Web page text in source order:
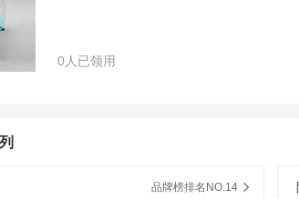
0人已领用
品牌榜排名NO.14